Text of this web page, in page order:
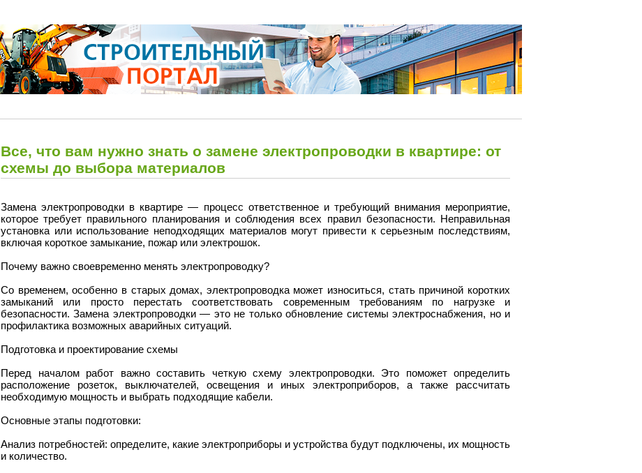
Все, что вам нужно знать о замене электропроводки в квартире: от
схемы до выбора материалов
Замена электропроводки в квартире — процесс ответственное и требующий внимания мероприятие,
которое требует правильного планирования и соблюдения всех правил безопасности. Неправильная
установка или использование неподходящих материалов могут привести к серьезным последствиям,
включая короткое замыкание, пожар или электрошок.
Почему важно своевременно менять электропроводку?
Со временем, особенно в старых домах, электропроводка может износиться, стать причиной коротких
замыканий или просто перестать соответствовать современным требованиям по нагрузке и
безопасности. Замена электропроводки — это не только обновление системы электроснабжения, но и
профилактика возможных аварийных ситуаций.
Подготовка и проектирование схемы
Перед началом работ важно составить четкую схему электропроводки. Это поможет определить
расположение розеток, выключателей, освещения и иных электроприборов, а также рассчитать
необходимую мощность и выбрать подходящие кабели.
Основные этапы подготовки:
Анализ потребностей: определите, какие электроприборы и устройства будут подключены, их мощность
и количество.